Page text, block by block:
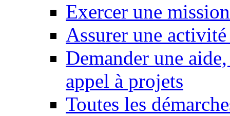
Exercer une mission
Assurer une
Demander une
appel à projets
Toutes les